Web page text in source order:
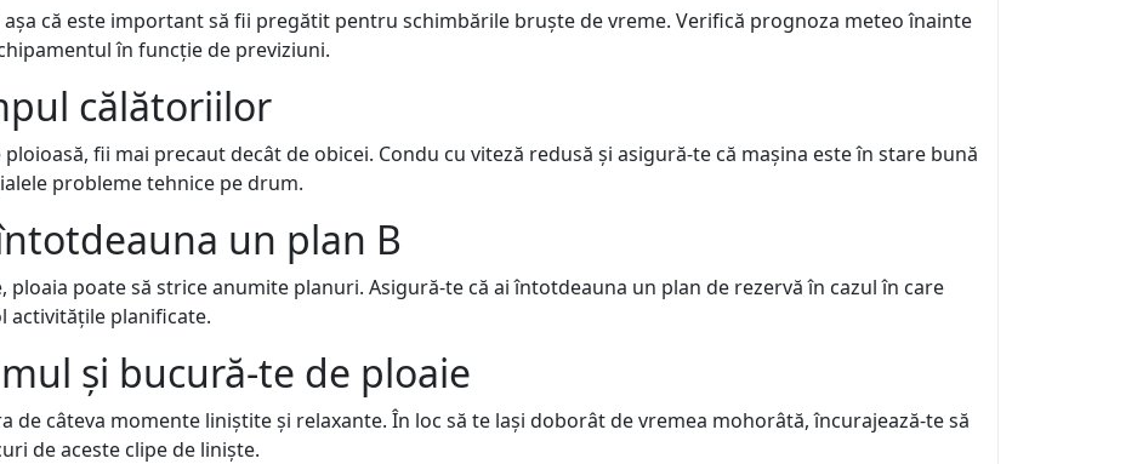
că este important să fii pregătit pentru schimbările bruște de vreme. Verifică prognoza meteo înainte
în funcție de previziuni.
călătoriilor
fii mai precaut decât de obicei. Condu cu viteză redusă și asigură-te că mașina este în stare bună
probleme tehnice pe drum.
un plan B
ploaia poate să strice anumite planuri. Asigură-te că ai întotdeauna un plan de rezervă în cazul în care
activitățile planificate.
și bucură-te de ploaie
de câteva momente liniștite și relaxante. În loc să te lași doborât de vremea mohorâtă, încurajează-te să
de aceste clipe de liniște.